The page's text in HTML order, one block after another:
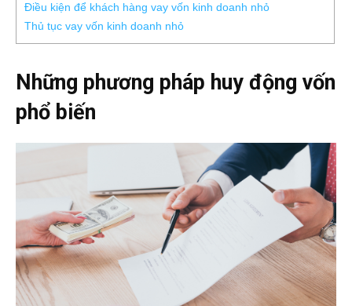
Điều kiện để khách hàng vay vốn kinh doanh nhỏ
Thủ tục vay vốn kinh doanh nhỏ
Những phương pháp huy động vốn
phổ biến